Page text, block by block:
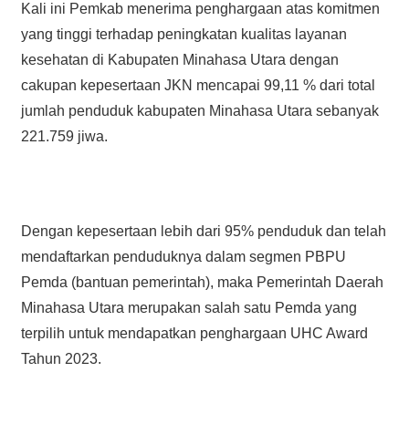
Kali ini Pemkab menerima penghargaan atas komitmen
yang tinggi terhadap peningkatan kualitas layanan
kesehatan di Kabupaten Minahasa Utara dengan
cakupan kepesertaan JKN mencapai 99,11 % dari total
jumlah penduduk kabupaten Minahasa Utara sebanyak
221.759 jiwa.
Dengan kepesertaan lebih dari 95% penduduk dan telah
mendaftarkan penduduknya dalam segmen PBPU
Pemda (bantuan pemerintah), maka Pemerintah Daerah
Minahasa Utara merupakan salah satu Pemda yang
terpilih untuk mendapatkan penghargaan UHC Award
Tahun 2023.